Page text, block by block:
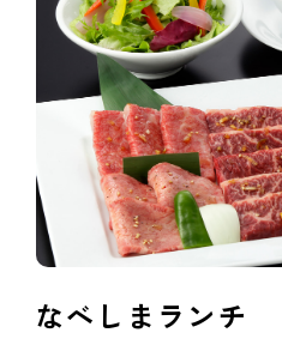
なべしまランチ